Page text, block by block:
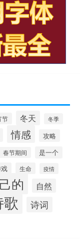
节 冬天 冬季
情感 攻略
春节期间 是一个
生命 疫情
的 自然
诗词